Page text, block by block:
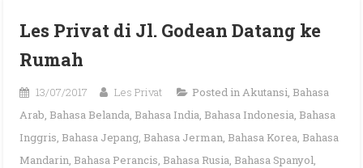
Les Privat di Jl. Godean Datang ke
Rumah
13/07/2017 Les Privat Posted inAkutansi, Bahasa
Arab, Bahasa Belanda, Bahasa India, Bahasa Indonesia, Bahasa
Inggris, Bahasa Jepang, Bahasa Jerman, Bahasa Korea, Bahasa
Mandarin, Bahasa Perancis, Bahasa Rusia, Bahasa Spanyol,